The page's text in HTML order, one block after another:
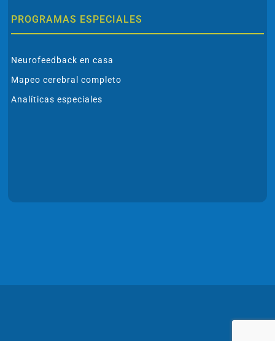
PROGRAMAS ESPECIALES
Neurofeedback en casa
Mapeo cerebral completo
Analíticas especiales